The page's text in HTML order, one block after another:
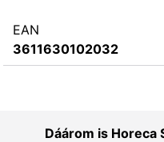
EAN
3611630102032
Dáárom is Horeca